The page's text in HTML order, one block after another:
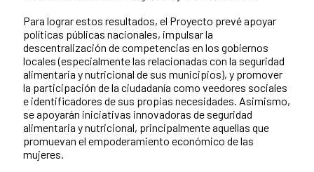
Para lograr estos resultados, el Proyecto prevé apoyar
políticas públicas nacionales, impulsar la
descentralización de competencias en los gobiernos
locales (especialmente las relacionadas con la seguridad
alimentaria y nutricional de sus municipios), y promover
la participación de la ciudadanía como veedores sociales
e identificadores de sus propias necesidades. Asimismo,
se apoyarán iniciativas innovadoras de seguridad
alimentaria y nutricional, principalmente aquellas que
promuevan el empoderamiento económico de las
mujeres.